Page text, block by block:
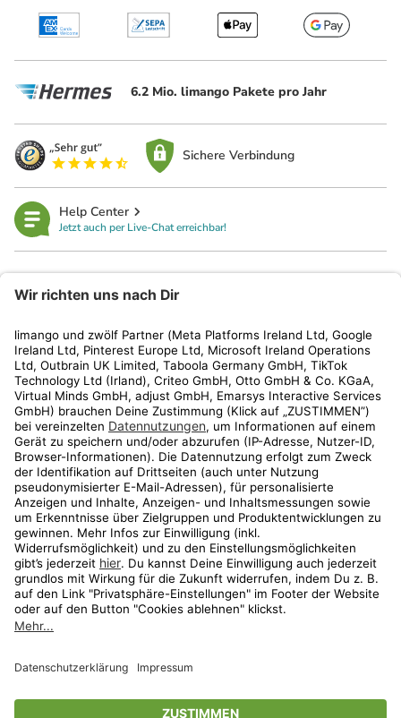
6.2 Mio. limango Pakete pro Jahr
Sichere Verbindung
Help Center
Jetzt auch per Live-Chat erreichbar!
Kundenservice
Shop
Aktionen
Travel